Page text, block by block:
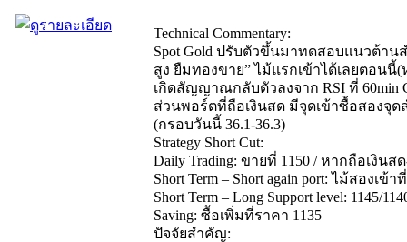
Technical Commentary:
Spot Gold ปรับตัวขึ้นมาทดสอบแนวต้าน
สูง ยืมทองขาย” ไม้แรกเข้าได้เลยตอน
เกิดสัญญาณกลับตัวลงจาก RSI ที่ 60min
ส่วนพอร์ตที่ถือเงินสด มีจุดเข้าซื้อสองจุด
(กรอบวันนี้ 36.1-36.3)
Strategy Short Cut:
Daily Trading: ขายที่ 1150 / หากถือเงินส
Short Term – Short again port: ไม้สองเข้า
Short Term – Long Support level: 1145/
Saving: ซื้อเพิ่มที่ราคา 1135
ปัจจัยสำคัญ: